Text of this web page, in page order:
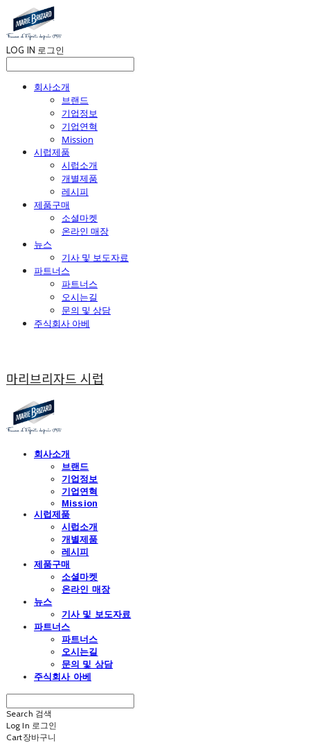
LOG IN 로그인
회사소개
브랜드
기업정보
기업연혁
Mission
시럽제품
시럽소개
개별제품
레시피
제품구매
소셜마켓
온라인 매장
뉴스
기사 및 보도자료
파트너스
파트너스
오시는길
문의 및 상담
주식회사 아베
마리브리자드 시럽
회사소개
브랜드
기업정보
기업연혁
Mission
시럽제품
시럽소개
개별제품
레시피
제품구매
소셜마켓
온라인 매장
뉴스
기사 및 보도자료
파트너스
파트너스
오시는길
문의 및 상담
주식회사 아베
Search 검색
Log In 로그인
Cart장바구니